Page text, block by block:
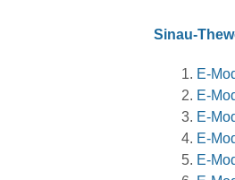
Sinau-
E-
E-
E-
E-
E-